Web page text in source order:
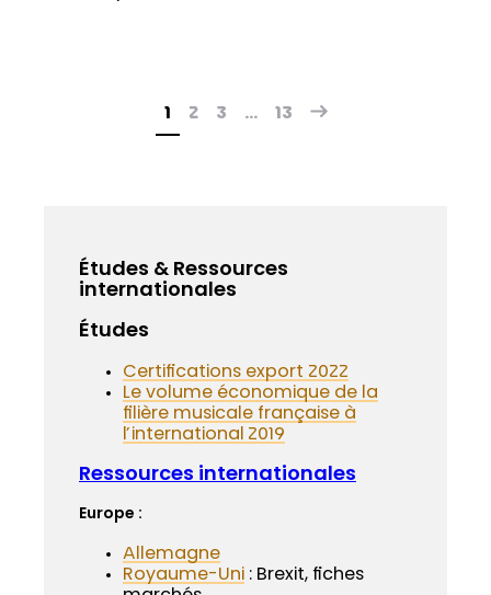
1 2 3 … 13
Études & Ressources
internationales
Études
Certifications export 2022
Le volume économique de la
filière musicale française à
l’international 2019
Ressources internationales
Europe :
Allemagne
Royaume-Uni : Brexit, fiches